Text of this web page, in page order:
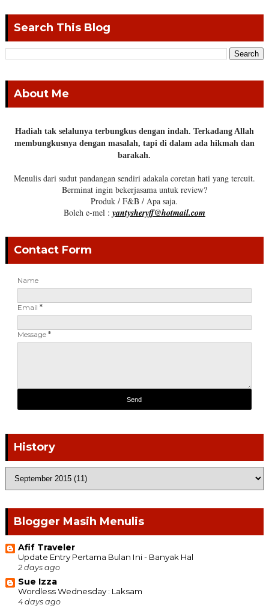
Search This Blog
About Me
Hadiah tak selalunya terbungkus dengan indah. Terkadang Allah
membungkusnya dengan masalah, tapi di dalam ada hikmah dan
barakah.
Menulis dari sudut pandangan sendiri adakala coretan hati yang tercuit.
Berminat ingin bekerjasama untuk review?
Produk / F&B / Apa saja.
Boleh e-mel : yantysheryff@hotmail.com
Contact Form
Name
Email *
Message *
History
Blogger Masih Menulis
Afif Traveler
Update Entry Pertama Bulan Ini - Banyak Hal
2 days ago
Sue Izza
Wordless Wednesday : Laksam
4 days ago